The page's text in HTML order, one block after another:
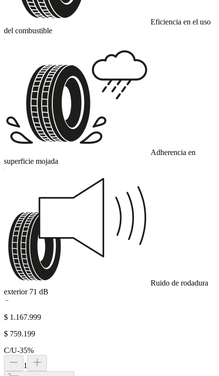
Eficiencia en el uso
del combustible
C
Adherencia en
superficie mojada
C
Ruido de rodadura
exterior 71 dB
B
$ 1.167.999
$ 759.199
C/U-35%
1